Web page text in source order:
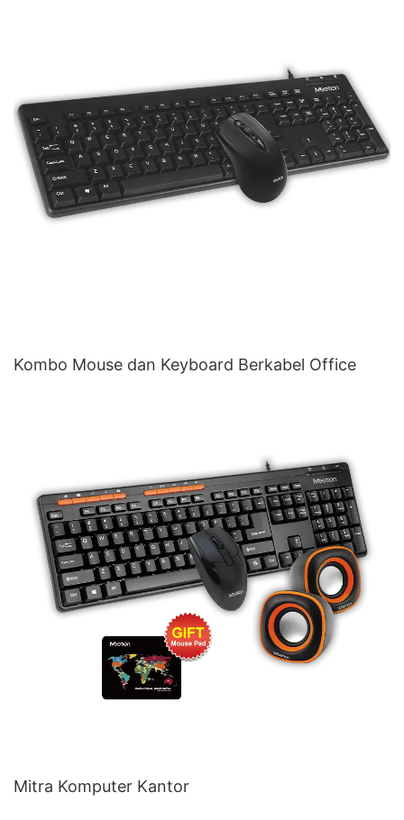
Kombo Mouse dan Keyboard Berkabel Office
Mitra Komputer Kantor